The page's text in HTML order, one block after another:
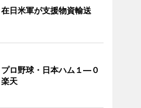
在日米軍が支援物資輸送
プロ野球・日本ハム１―０
楽天